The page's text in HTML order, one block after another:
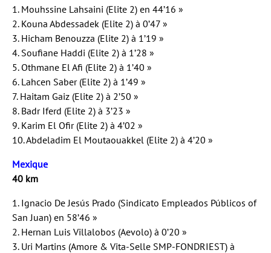
1. Mouhssine Lahsaini (Elite 2) en 44’16 »
2. Kouna Abdessadek (Elite 2) à 0’47 »
3. Hicham Benouzza (Elite 2) à 1’19 »
4. Soufiane Haddi (Elite 2) à 1’28 »
5. Othmane El Afi (Elite 2) à 1’40 »
6. Lahcen Saber (Elite 2) à 1’49 »
7. Haitam Gaiz (Elite 2) à 2’50 »
8. Badr Iferd (Elite 2) à 3’23 »
9. Karim El Ofir (Elite 2) à 4’02 »
10. Abdeladim El Moutaouakkel (Elite 2) à 4’20 »
Mexique
40 km
1. Ignacio De Jesús Prado (Sindicato Empleados Públicos of
San Juan) en 58’46 »
2. Hernan Luis Villalobos (Aevolo) à 0’20 »
3. Uri Martins (Amore & Vita-Selle SMP-FONDRIEST) à